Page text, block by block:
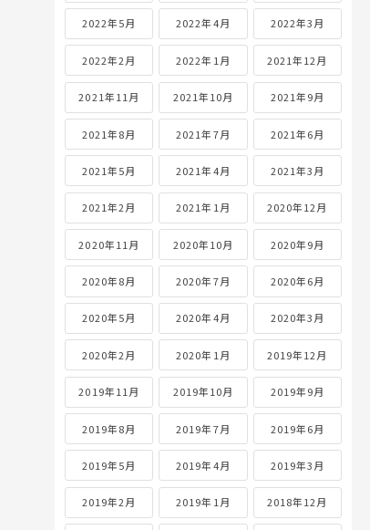
2022年5月 2022年4月 2022年3月
2022年2月 2022年1月 2021年12月
2021年11月 2021年10月 2021年9月
2021年8月 2021年7月 2021年6月
2021年5月 2021年4月 2021年3月
2021年2月 2021年1月 2020年12月
2020年11月 2020年10月 2020年9月
2020年8月 2020年7月 2020年6月
2020年5月 2020年4月 2020年3月
2020年2月 2020年1月 2019年12月
2019年11月 2019年10月 2019年9月
2019年8月 2019年7月 2019年6月
2019年5月 2019年4月 2019年3月
2019年2月 2019年1月 2018年12月